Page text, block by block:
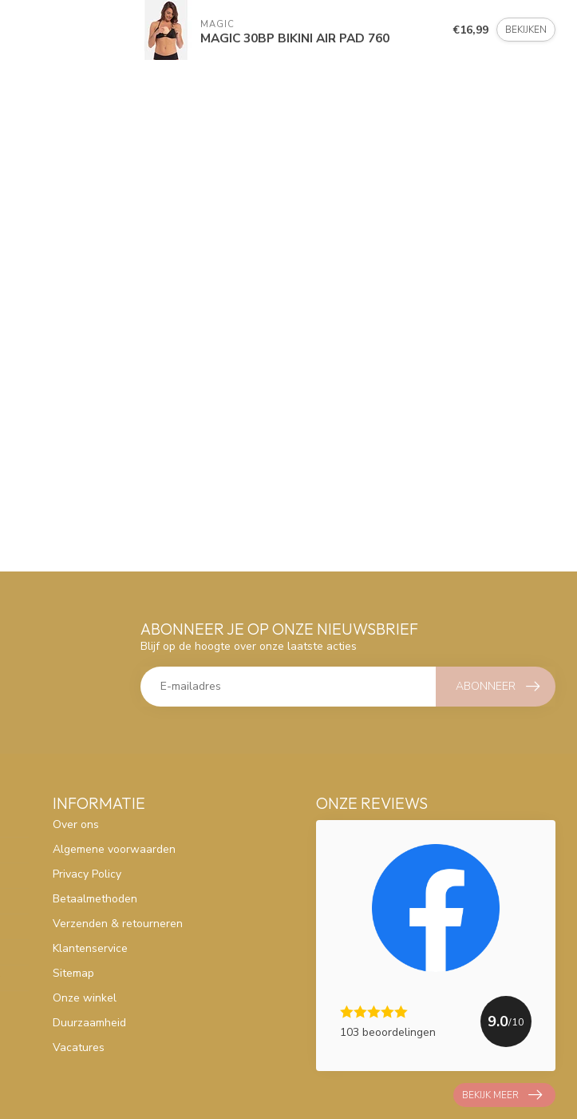
MAGIC
MAGIC 30BP BIKINI AIR PAD 760 €16,99 BEKIJKEN
ABONNEER JE OP ONZE NIEUWSBRIEF
Blijf op de hoogte over onze laatste acties
ABONNEER
INFORMATIE
Over ons
Algemene voorwaarden
Privacy Policy
Betaalmethoden
Verzenden & retourneren
Klantenservice
Sitemap
Onze winkel
Duurzaamheid
Vacatures
ONZE REVIEWS
103 beoordelingen
9.0/10
BEKIJK MEER